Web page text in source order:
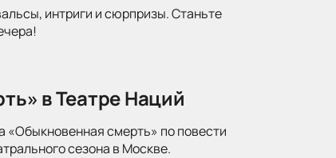
интриги и сюрпризы. Станьте
в Театре Наций
«Обыкновенная смерть» по повести
сезона в Москве.